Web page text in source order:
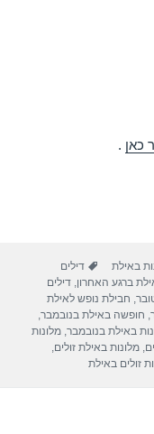
כאן .
באילת תגיות
דילים
ברגע האחרון,דילים
, חבילת נופש לאילת
, חופשה באילת בנובמבר,
באילת בנובמבר,מלונות
,מלונות באילת זולים,
זולים באילת